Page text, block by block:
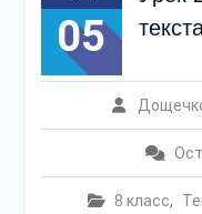
05
8 класс,